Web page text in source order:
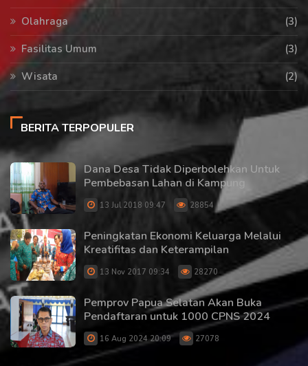
Olahraga
(3)
Fasilitas Umum
(3)
Wisata
(2)
BERITA TERPOPULER
Dana Desa Tidak Diperbolehkan Untuk
Pembebasan Lahan di Kampung
13 Jul 2018 09:47 28854
Peningkatan Ekonomi Keluarga Melalui
Kreatifitas dan Keterampilan
13 Nov 2017 09:34 28270
Pemprov Papua Selatan Akan Buka
Pendaftaran untuk 1000 CPNS 2024
16 Aug 2024 20:09 27078